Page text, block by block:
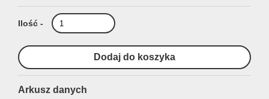
Ilość -
Arkusz danych